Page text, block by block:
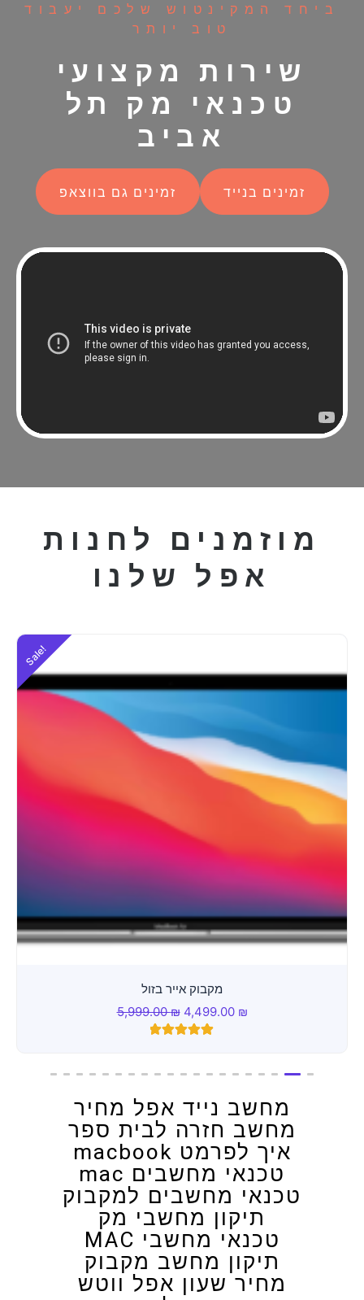
ביחד המקינטוש שלכם יעבוד
טוב יותר
שירות מקצועי
טכנאי מק תל
אביב
זמינים בנייד זמינים גם בווצאפ
מוזמנים לחנות
אפל שלנו
Sale!
מקבוק אייר בזול
5,999.00₪ 4,499.00 ₪
ratings
מחשב נייד אפל מחיר
מחשב חזרה לבית ספר
איך לפרמט macbook
טכנאי מחשבים mac
טכנאי מחשבים למקבוק
תיקון מחשבי מק
טכנאי מחשבי MAC
תיקון מחשב מקבוק
מחיר שעון אפל ווטש